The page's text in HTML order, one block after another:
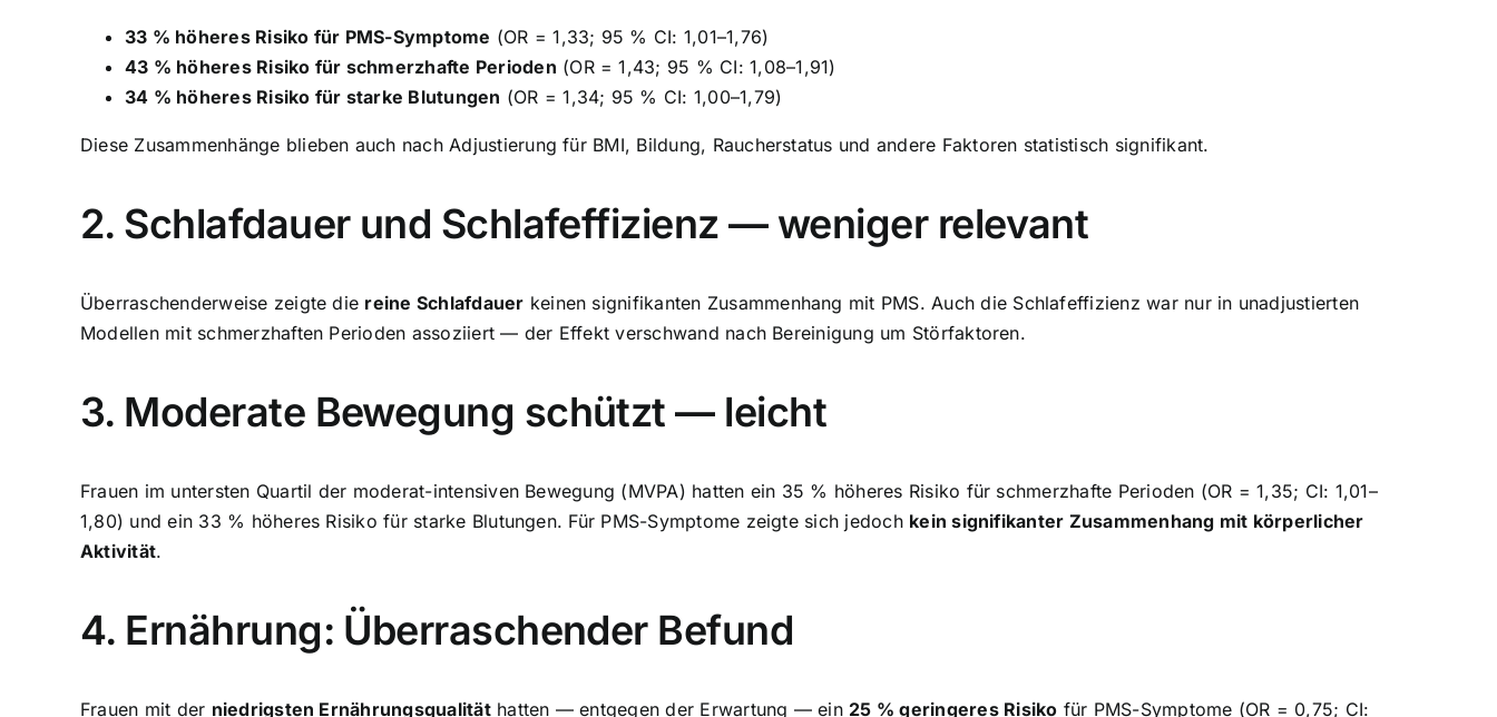
33 % höheres Risiko für PMS-Symptome (OR = 1,33; 95 % CI: 1,01–1,76)
43 % höheres Risiko für schmerzhafte Perioden (OR = 1,43; 95 % CI: 1,08–1,91)
34 % höheres Risiko für starke Blutungen (OR = 1,34; 95 % CI: 1,00–1,79)
Diese Zusammenhänge blieben auch nach Adjustierung für BMI, Bildung, Raucherstatus und andere Faktoren statistisch signifikant.
2. Schlafdauer und Schlafeffizienz — weniger relevant
Überraschenderweise zeigte die reine Schlafdauer keinen signifikanten Zusammenhang mit PMS. Auch die Schlafeffizienz war nur in unadjustierten
Modellen mit schmerzhaften Perioden assoziiert — der Effekt verschwand nach Bereinigung um Störfaktoren.
3. Moderate Bewegung schützt — leicht
Frauen im untersten Quartil der moderat-intensiven Bewegung (MVPA) hatten ein 35 % höheres Risiko für schmerzhafte Perioden (OR = 1,35; CI: 1,01–
1,80) und ein 33 % höheres Risiko für starke Blutungen. Für PMS-Symptome zeigte sich jedoch kein signifikanter Zusammenhang mit körperlicher
Aktivität.
4. Ernährung: Überraschender Befund
Frauen mit der niedrigsten Ernährungsqualitäthatten — entgegen der Erwartung — ein 25 % geringeres Risiko für PMS-Symptome (OR = 0,75; CI: